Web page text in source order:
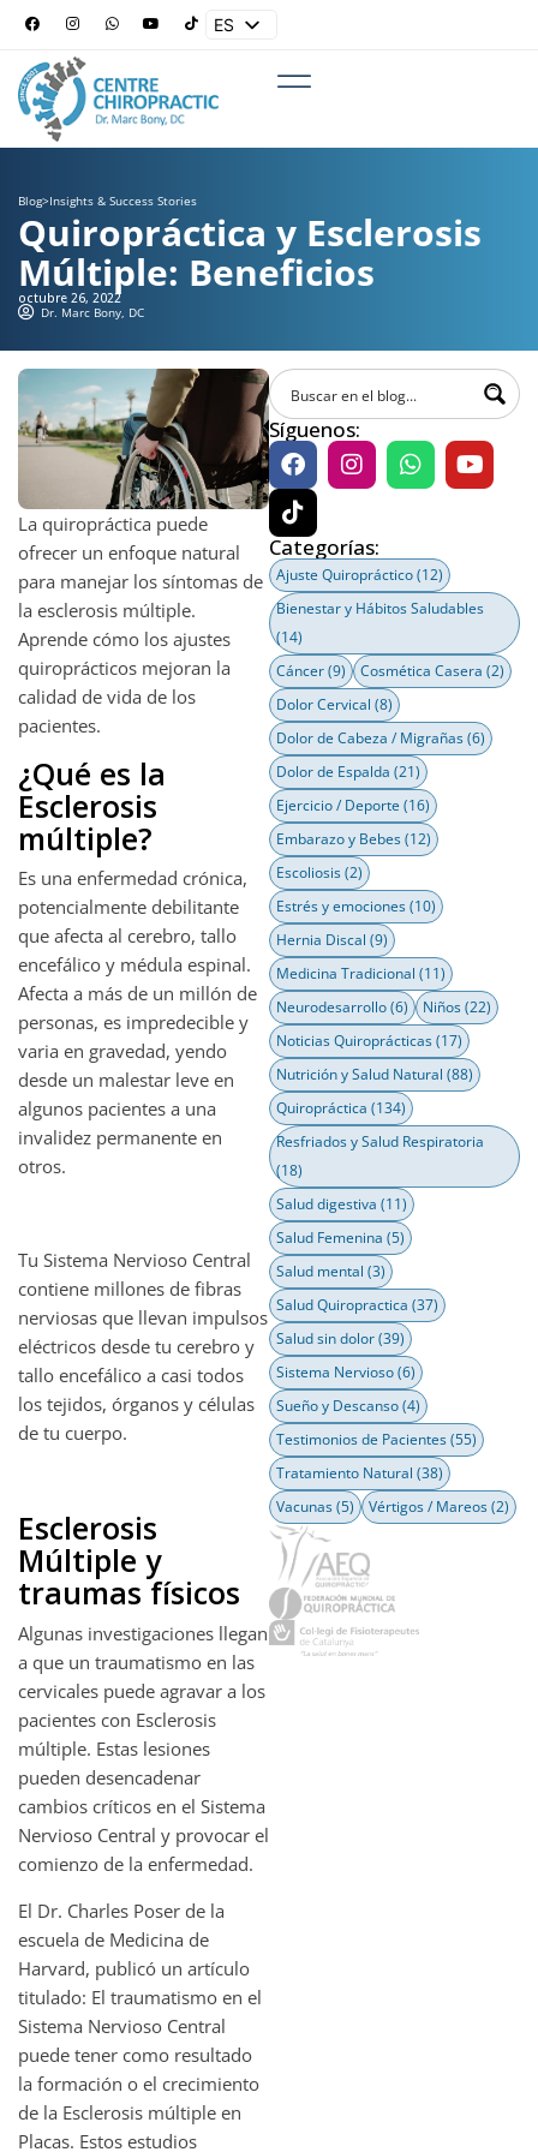
ES
Blog>Insights & Success Stories
Quiropráctica y Esclerosis
Múltiple: Beneficios
octubre 26, 2022
Dr. Marc Bony, DC
La quiropráctica puede
ofrecer un enfoque natural
para manejar los síntomas de
la esclerosis múltiple.
Aprende cómo los ajustes
quiroprácticos mejoran la
calidad de vida de los
pacientes.
¿Qué es la
Esclerosis
múltiple?
Es una enfermedad crónica,
potencialmente debilitante
que afecta al cerebro, tallo
encefálico y médula espinal.
Afecta a más de un millón de
personas, es impredecible y
varia en gravedad, yendo
desde un malestar leve en
algunos pacientes a una
invalidez permanente en
otros.
Tu Sistema Nervioso Central
contiene millones de fibras
nerviosas que llevan impulsos
eléctricos desde tu cerebro y
tallo encefálico a casi todos
los tejidos, órganos y células
de tu cuerpo.
Esclerosis
Múltiple y
traumas físicos
Algunas investigaciones llegan
a que un traumatismo en las
cervicales puede agravar a los
pacientes con Esclerosis
múltiple. Estas lesiones
pueden desencadenar
cambios críticos en el Sistema
Nervioso Central y provocar el
comienzo de la enfermedad.
El Dr. Charles Poser de la
escuela de Medicina de
Harvard, publicó un artículo
titulado: El traumatismo en el
Sistema Nervioso Central
puede tener como resultado
la formación o el crecimiento
de la Esclerosis múltiple en
Placas. Estos estudios
Síguenos:
Categorías:
Ajuste Quiropráctico(12)
Bienestar y Hábitos Saludables
(14)
Cáncer(9) Cosmética Casera (2)
Dolor Cervical (8)
Dolor de Cabeza / Migrañas(6)
Dolor de Espalda (21)
Ejercicio / Deporte (16)
Embarazo y Bebes(12)
Escoliosis(2)
Estrés y emociones(10)
Hernia Discal (9)
Medicina Tradicional (11)
Neurodesarrollo(6) Niños(22)
Noticias Quiroprácticas(17)
Nutrición y Salud Natural (88)
Quiropráctica (134)
Resfriados y Salud Respiratoria
(18)
Salud digestiva (11)
Salud Femenina (5)
Salud mental (3)
Salud Quiropractica (37)
Salud sin dolor(39)
Sistema Nervioso(6)
Sueño y Descanso(4)
Testimonios de Pacientes(55)
Tratamiento Natural (38)
Vacunas(5) Vértigos / Mareos(2)